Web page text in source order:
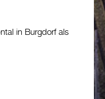
in Burgdorf als